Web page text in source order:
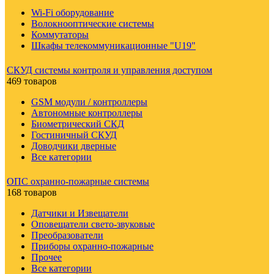
Wi-Fi оборудование
Волокнооптические системы
Коммутаторы
Шкафы телекоммуникационные "U19"
СКУД системы контроля и управления доступом
469 товаров
GSM модули / контроллеры
Автономные контроллеры
Биометрический СКД
Гостиничный СКУД
Доводчики дверные
Все категории
ОПС охранно-пожарные системы
168 товаров
Датчики и Извещатели
Оповещатели свето-звуковые
Преобразователи
Приборы охранно-пожарные
Прочее
Все категории